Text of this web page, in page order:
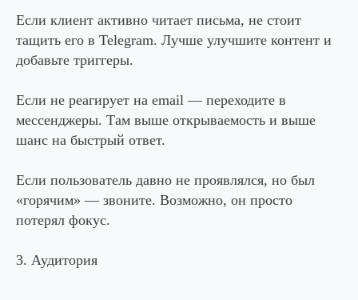
Если клиент активно читает письма, не стоит
тащить его в Telegram. Лучше улучшите контент и
добавьте триггеры.
Если не реагирует на email — переходите в
мессенджеры. Там выше открываемость и выше
шанс на быстрый ответ.
Если пользователь давно не проявлялся, но был
«горячим» — звоните. Возможно, он просто
потерял фокус.
3. Аудитория